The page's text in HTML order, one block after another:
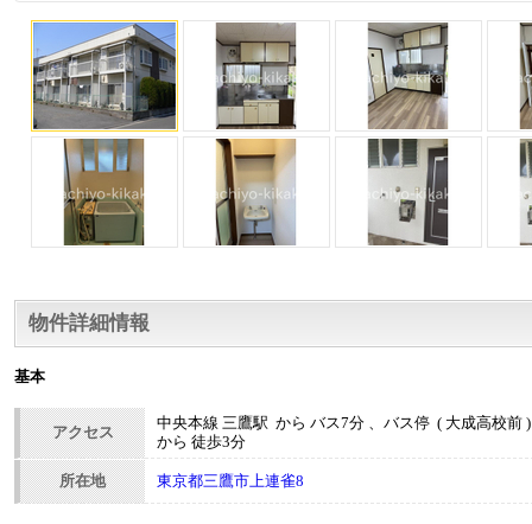
物件詳細情報
基本
アクセス
中央本線 三鷹駅 から バス7分 、バス停 ( 大成高校前
から 徒歩3分
所在地 東京都三鷹市上連雀8